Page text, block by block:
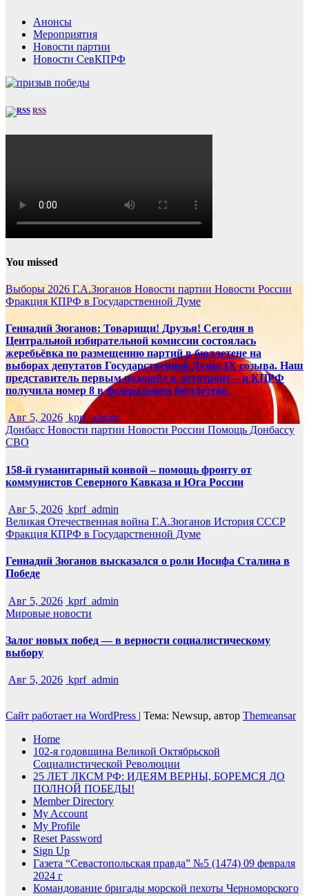
Анонсы
Мероприятия
Новости партии
Новости СевКПРФ
RSS
You missed
Выборы 2026 Г.А.Зюганов Новости партии Новости России
Фракция КПРФ в Государственной Думе
Геннадий Зюганов: Товарищи! Друзья! Сегодня в
Центральной избирательной комиссии состоялась
жеребьёвка по размещению партий в бюллетене на
выборах депутатов Государственной Думы IX созыва. Наш
представитель первым подошёл к лототрону – и КПРФ
получила номер 8 в федеральном бюллетене.
Авг 5, 2026 kprf_admin
Донбасс Новости партии Новости России Помощь Донбассу
СВО
158-й гуманитарный конвой – помощь фронту от
коммунистов Северного Кавказа и Юга России
Авг 5, 2026 kprf_admin
Великая Отечественная война Г.А.Зюганов История СССР
Фракция КПРФ в Государственной Думе
Геннадий Зюганов высказался о роли Иосифа Сталина в
Победе
Авг 5, 2026 kprf_admin
Мировые новости
Залог новых побед — в верности социалистическому
выбору
Авг 5, 2026 kprf_admin
Сайт работает на WordPress | Тема: Newsup, автор Themeansar
Home
102-я годовщина Великой Октябрьской
Социалистической Революции
25 ЛЕТ ЛКСМ РФ: ИДЕЯМ ВЕРНЫ, БОРЕМСЯ ДО
ПОЛНОЙ ПОБЕДЫ!
Member Directory
My Account
My Profile
Reset Password
Sign Up
Газета “Севастопольская правда” №5 (1474) 09 февраля
2024 г
Командование бригады морской пехоты Черноморского